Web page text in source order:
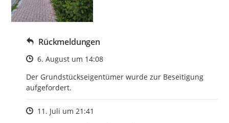
Rückmeldungen
Zeitpunkt des Erstellens
6. August um 14:08
Der Grundstückseigentümer wurde zur Beseitigung
aufgefordert.
Zeitpunkt des Erstellens
11. Juli um 21:41